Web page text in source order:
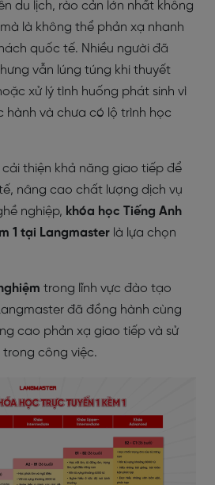
du lịch, rào cản lớn nhất không
là không thể phản xạ nhanh
quốc tế. Nhiều người đã
vẫn lúng túng khi thuyết
xử lý tình huống phát sinh vì
hành và chưa có lộ trình học
thiện khả năng giao tiếp để
nâng cao chất lượng dịch vụ
nghiệp, khóa học Tiếng Anh
1 tại Langmaster là lựa chọn
trong lĩnh vực đào tạo
đã đồng hành cùng
cao phản xạ giao tiếp và sử
công việc.